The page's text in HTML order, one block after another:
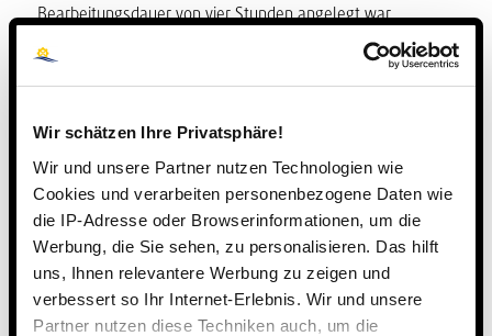
Wir schätzen Ihre Privatsphäre!
Wir und unsere Partner nutzen Technologien wie
Cookies und verarbeiten personenbezogene Daten wie
die IP-Adresse oder Browserinformationen, um die
Werbung, die Sie sehen, zu personalisieren. Das hilft
uns, Ihnen relevantere Werbung zu zeigen und
verbessert so Ihr Internet-Erlebnis. Wir und unsere
Partner nutzen diese Techniken auch, um die
Bearbeitungsdauer von vier Stunden angelegt war.
Die bearbeiteten und anschließend bei der Plattform
wieder hochgeladenen Aufgaben wurden von einem
Steinmühle Julia Riemenschneider), ehemaligen
korrigiert. Dabei haben unsere Schüler*innen tolle
Ergebnisse erzielt.
Besonders ist dabei Teresa Dinges herauszuheben. Sie
belegte hessenweit den ersten Platz in der Jahrgangsstufe
7.